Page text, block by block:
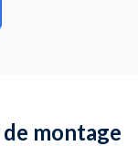
montage